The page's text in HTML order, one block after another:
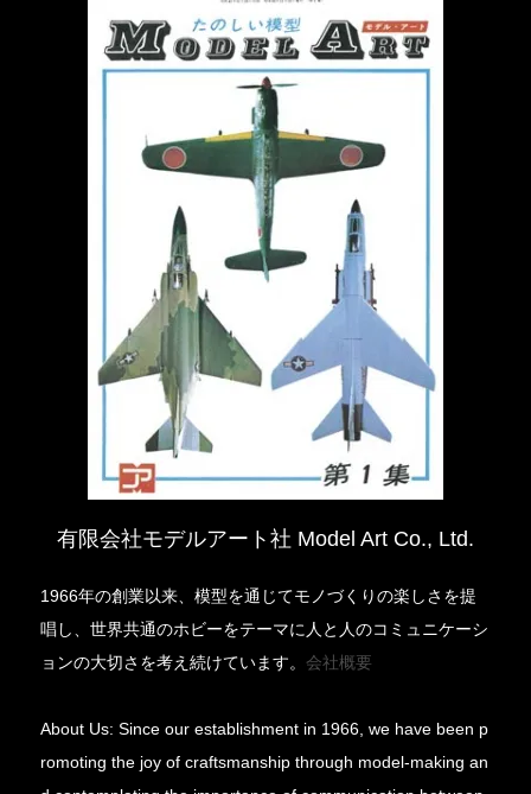
有限会社モデルアート社 Model Art Co., Ltd.
1966年の創業以来、模型を通じてモノづくりの楽しさを提
唱し、世界共通のホビーをテーマに人と人のコミュニケーシ
ョンの大切さを考え続けています。会社概要
About Us: Since our establishment in 1966, we have been p
romoting the joy of craftsmanship through model-making an